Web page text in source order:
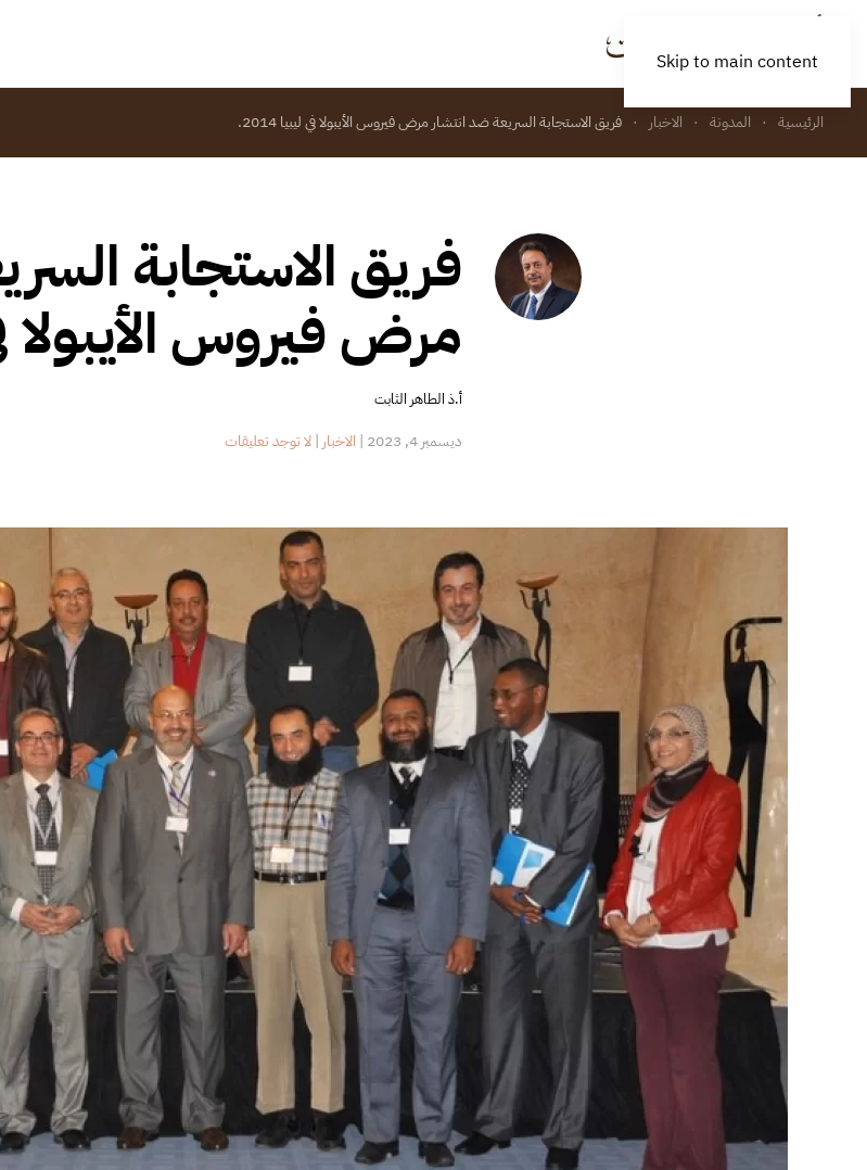
Skip to main content
الرئيسية المدونة الاخبار فريق الاستجابة السريعة ضد انتشار مرض فيروس الأيبولا في ليبيا 2014.
فريق الاستجابة
مرض فيروس الأيبولا في
أ.ذ الطاهر الثابت
ديسمبر 4, 2023 | الاخبار |لا توجد تعليقاتعلى
ضد
فيروس
الأيبولا
ليبيا
2014.